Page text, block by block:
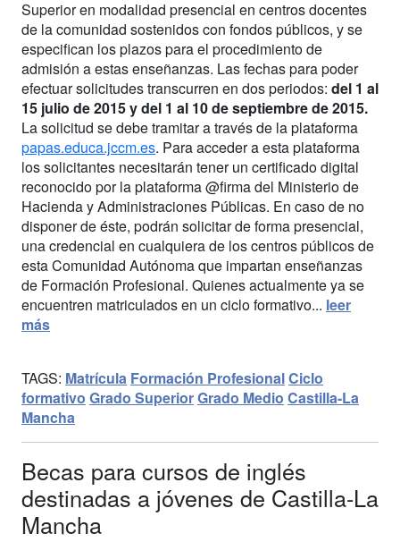
Superior en modalidad presencial en centros docentes
de la comunidad sostenidos con fondos públicos, y se
especifican los plazos para el procedimiento de
admisión a estas enseñanzas. Las fechas para poder
efectuar solicitudes transcurren en dos periodos: del 1 al
15 julio de 2015 y del 1 al 10 de septiembre de 2015.
La solicitud se debe tramitar a través de la plataforma
papas.educa.jccm.es. Para acceder a esta plataforma
los solicitantes necesitarán tener un certificado digital
reconocido por la plataforma @firma del Ministerio de
Hacienda y Administraciones Públicas. En caso de no
disponer de éste, podrán solicitar de forma presencial,
una credencial en cualquiera de los centros públicos de
esta Comunidad Autónoma que impartan enseñanzas
de Formación Profesional. Quienes actualmente ya se
encuentren matriculados en un ciclo formativo... leer
más
TAGS: Matrícula Formación ProfesionalCiclo
formativo Grado SuperiorGrado Medio Castilla-La
Mancha
Becas para cursos de inglés
destinadas a jóvenes de Castilla-La
Mancha